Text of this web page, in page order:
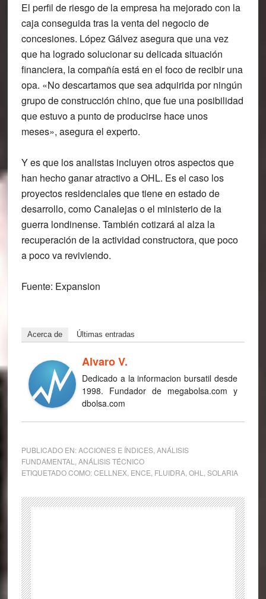
El perfil de riesgo de la empresa ha mejorado con la
caja conseguida tras la venta del negocio de
concesiones. López Gálvez asegura que una vez
que ha logrado solucionar su delicada situación
financiera, la compañía está en el foco de recibir una
opa. «No descartamos que sea adquirida por ningún
grupo de construcción chino, que fue una posibilidad
que estuvo a punto de producirse hace unos
meses», asegura el experto.
Y es que los analistas incluyen otros aspectos que
han hecho ganar atractivo a OHL. Es el caso los
proyectos residenciales que tiene en estado de
desarrollo, como Canalejas o el ministerio de la
guerra londinense. También cotizará al alza la
recuperación de la actividad constructora, que poco
a poco va reviviendo.
Fuente: Expansion
Acerca de Últimas entradas
Alvaro V.
Dedicado a la informacion bursatil desde
1998. Fundador de megabolsa.com y
dbolsa.com
PUBLICADO EN:ACCIONES E ÍNDICES, ANÁLISIS
FUNDAMENTAL
ANÁLISIS TÉCNICO
ETIQUETADO COMO:CELLNEX, ENCE FLUIDRA, OHL SOLARIA